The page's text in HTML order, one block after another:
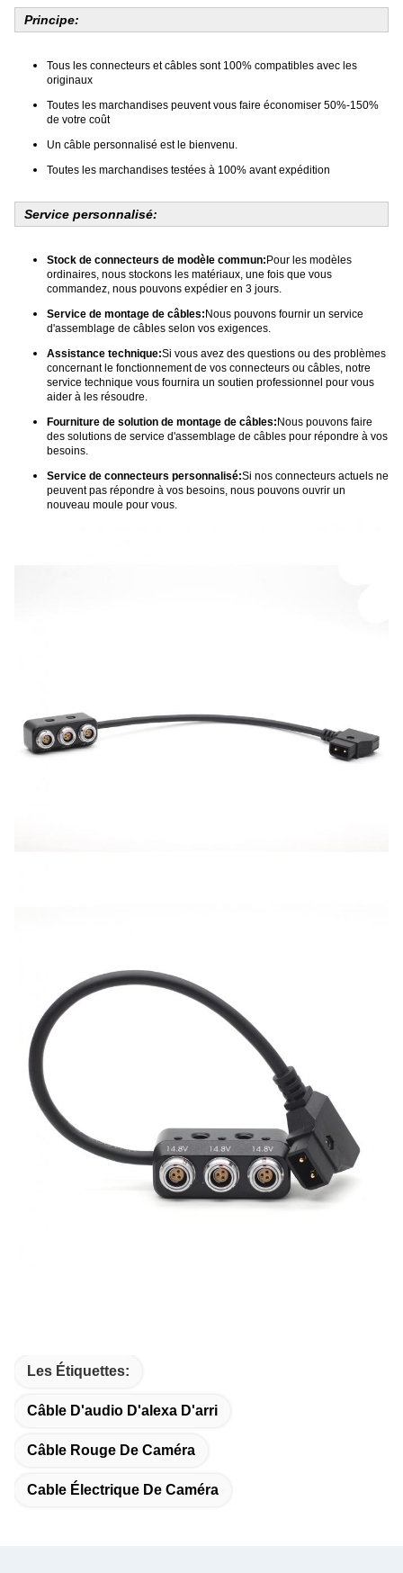
Principe:
Tous les connecteurs et câbles sont 100% compatibles avec les
originaux
Toutes les marchandises peuvent vous faire économiser 50%-150%
de votre coût
Un câble personnalisé est le bienvenu.
Toutes les marchandises testées à 100% avant expédition
Service personnalisé:
Stock de connecteurs de modèle commun: Pour les modèles
ordinaires, nous stockons les matériaux, une fois que vous
commandez, nous pouvons expédier en 3 jours.
Service de montage de câbles: Nous pouvons fournir un service
d'assemblage de câbles selon vos exigences.
Assistance technique:Si vous avez des questions ou des problèmes
concernant le fonctionnement de vos connecteurs ou câbles, notre
service technique vous fournira un soutien professionnel pour vous
aider à les résoudre.
Fourniture de solution de montage de câbles: Nous pouvons faire
des solutions de service d'assemblage de câbles pour répondre à vos
besoins.
Service de connecteurs personnalisé:Si nos connecteurs actuels ne
peuvent pas répondre à vos besoins, nous pouvons ouvrir un
nouveau moule pour vous.
Les Étiquettes:
Câble D'audio D'alexa D'arri
Câble Rouge De Caméra
Cable Électrique De Caméra